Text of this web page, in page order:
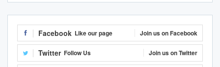
Facebook Like our page Join us on Facebook
Twitter Follow Us Join us on Twitter